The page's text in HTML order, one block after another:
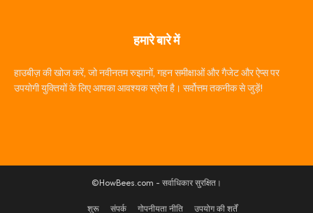
हमारे बारे में
हाउबीज़ की खोज करें, जो नवीनतम रुझानों, गहन समीक्षाओं और गैजेट और ऐप्स पर
उपयोगी युक्तियों के लिए आपका आवश्यक स्रोत है। सर्वोत्तम तकनीक से जुड़ें!
©HowBees.com - सर्वाधिकार सुरक्षित।
शुरू संपर्क गोपनीयता नीति उपयोग की शर्तें